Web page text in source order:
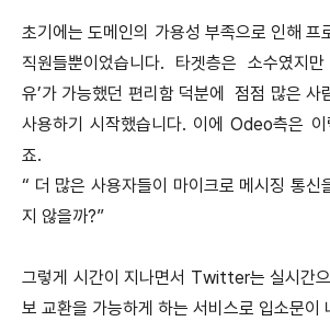
초기에는 도메인의 가용성 부족으로 인해 프
직원들뿐이었습니다. 타겟층은 소수였지
유’가 가능했던 편리함 덕분에 점점 많은 사
사용하기 시작했습니다. 이에 Odeo측은
죠.
“ 더 많은 사용자들이 마이크로 메시징 통신
지 않을까?”
그렇게 시간이 지나면서 Twitter는 실시간
보 교환을 가능하게 하는 서비스로 입소문이